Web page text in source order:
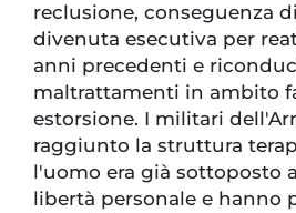
reclusione, conseguenza
divenuta esecutiva per
anni precedenti e
maltrattamenti in ambito
estorsione. I militari
raggiunto la struttura
l'uomo era già sottoposto
libertà personale e hanno